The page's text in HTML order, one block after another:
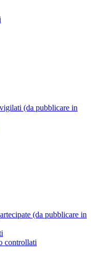
(da pubblicare in
(da pubblicare in
controllati